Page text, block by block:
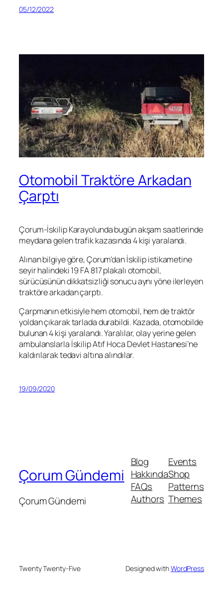
05/12/2022
Otomobil Traktöre Arkadan
Çarptı
Çorum-İskilip Karayolunda bugün akşam saatlerinde
meydana gelen trafik kazasında 4 kişi yaralandı.
Alınan bilgiye göre, Çorum’dan İskilip istikametine
seyir halindeki 19 FA 817 plakalı otomobil,
sürücüsünün dikkatsizliği sonucu aynı yöne ilerleyen
traktöre arkadan çarptı.
Çarpmanın etkisiyle hem otomobil, hem de traktör
yoldan çıkarak tarlada durabildi. Kazada, otomobilde
bulunan 4 kişi yaralandı. Yaralılar, olay yerine gelen
ambulanslarla İskilip Atıf Hoca Devlet Hastanesi’ne
kaldırılarak tedavi altına alındılar.
19/09/2020
Çorum Gündemi
Çorum Gündemi
Blog
Hakkında
FAQs
Authors
Events
Shop
Patterns
Themes
Twenty Twenty-Five Designed withWordPress